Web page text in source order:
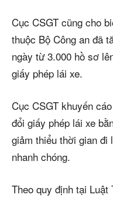
Cục CSGT cũng cho
thuộc Bộ Công an đã
ngày từ 3.000 hồ sơ
giấy phép lái xe.
Cục CSGT khuyến
đổi giấy phép lái xe
giảm thiểu thời gian
nhanh chóng.
Theo quy định tại Luật